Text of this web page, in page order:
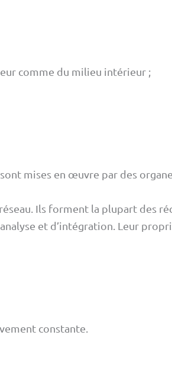
comme du milieu intérieur ;
mises en œuvre par des
Ils forment la plupart des
et d’intégration. Leur
constante.